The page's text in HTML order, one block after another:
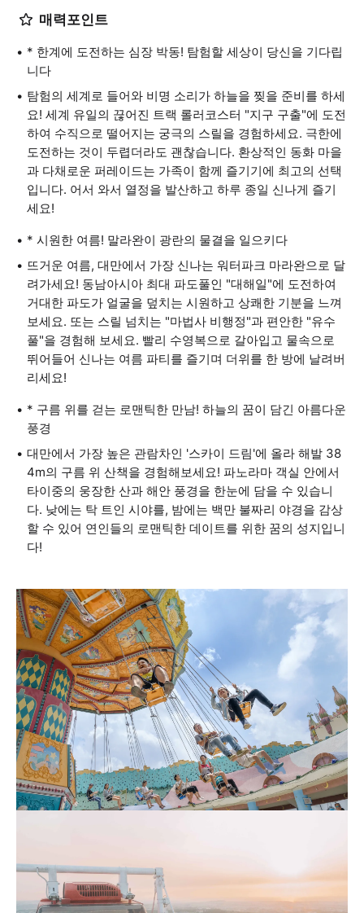
매력포인트
* 한계에 도전하는 심장 박동! 탐험할 세상이 당신을 기다립
니다
탐험의 세계로 들어와 비명 소리가 하늘을 찢을 준비를 하세
요! 세계 유일의 끊어진 트랙 롤러코스터 "지구 구출"에 도전
하여 수직으로 떨어지는 궁극의 스릴을 경험하세요. 극한에
도전하는 것이 두렵더라도 괜찮습니다. 환상적인 동화 마을
과 다채로운 퍼레이드는 가족이 함께 즐기기에 최고의 선택
입니다. 어서 와서 열정을 발산하고 하루 종일 신나게 즐기
세요!
* 시원한 여름! 말라완이 광란의 물결을 일으키다
뜨거운 여름, 대만에서 가장 신나는 워터파크 마라완으로 달
려가세요! 동남아시아 최대 파도풀인 "대해일"에 도전하여
거대한 파도가 얼굴을 덮치는 시원하고 상쾌한 기분을 느껴
보세요. 또는 스릴 넘치는 "마법사 비행정"과 편안한 "유수
풀"을 경험해 보세요. 빨리 수영복으로 갈아입고 물속으로
뛰어들어 신나는 여름 파티를 즐기며 더위를 한 방에 날려버
리세요!
* 구름 위를 걷는 로맨틱한 만남! 하늘의 꿈이 담긴 아름다운
풍경
대만에서 가장 높은 관람차인 '스카이 드림'에 올라 해발 38
4m의 구름 위 산책을 경험해보세요! 파노라마 객실 안에서
타이중의 웅장한 산과 해안 풍경을 한눈에 담을 수 있습니
다. 낮에는 탁 트인 시야를, 밤에는 백만 불짜리 야경을 감상
할 수 있어 연인들의 로맨틱한 데이트를 위한 꿈의 성지입니
다!